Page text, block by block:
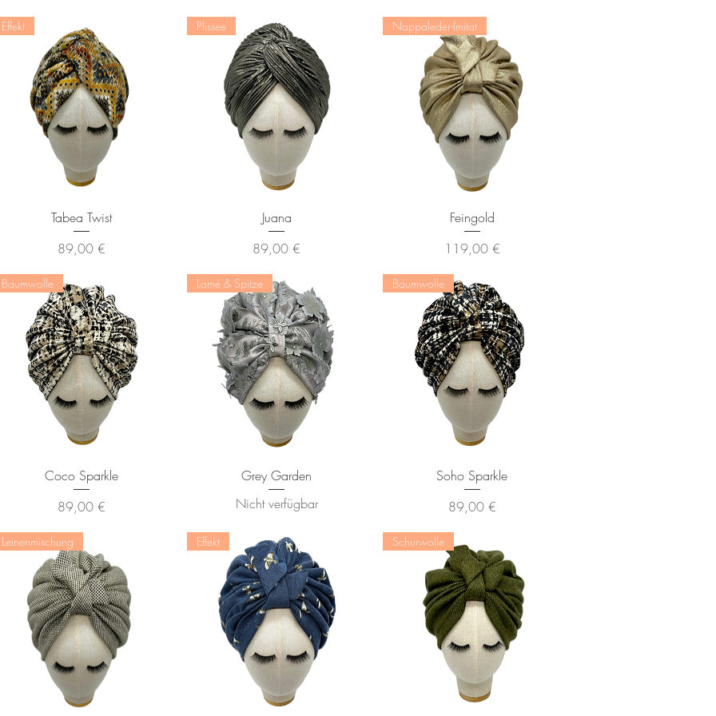
Schnellansicht
Effekt
Tabea Twist
Preis
89,00 €
Schnellansicht
Plissee
Juana
Preis
89,00 €
Schnellansicht
Nappaleder-Imitat
Feingold
Preis
119,00 €
Schnellansicht
Baumwolle
Coco Sparkle
Preis
89,00 €
Schnellansicht
Lamé & Spitze
Grey Garden
Nicht verfügbar
Schnellansicht
Baumwolle
Soho Sparkle
Preis
89,00 €
Leinenmischung Effekt Schurwolle